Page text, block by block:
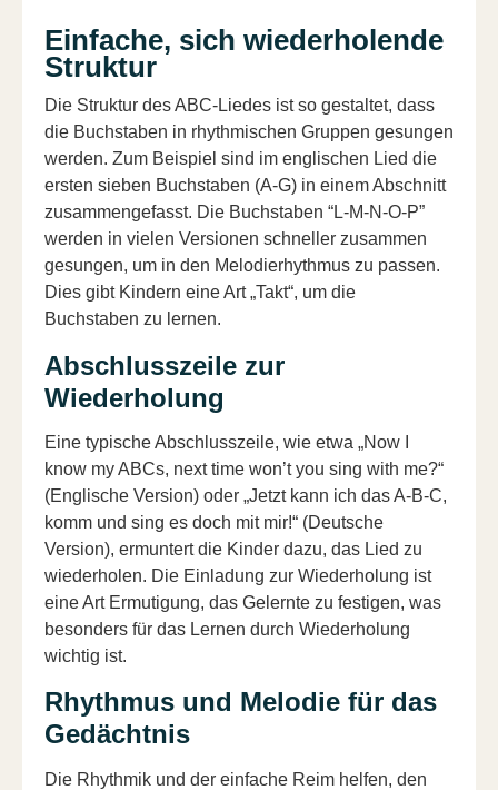
Einfache, sich wiederholende
Struktur
Die Struktur des ABC-Liedes ist so gestaltet, dass
die Buchstaben in rhythmischen Gruppen gesungen
werden. Zum Beispiel sind im englischen Lied die
ersten sieben Buchstaben (A-G) in einem Abschnitt
zusammengefasst. Die Buchstaben “L-M-N-O-P”
werden in vielen Versionen schneller zusammen
gesungen, um in den Melodierhythmus zu passen.
Dies gibt Kindern eine Art „Takt“, um die
Buchstaben zu lernen.
Abschlusszeile zur
Wiederholung
Eine typische Abschlusszeile, wie etwa „Now I
know my ABCs, next time won’t you sing with me?“
(Englische Version) oder „Jetzt kann ich das A-B-C,
komm und sing es doch mit mir!“ (Deutsche
Version), ermuntert die Kinder dazu, das Lied zu
wiederholen. Die Einladung zur Wiederholung ist
eine Art Ermutigung, das Gelernte zu festigen, was
besonders für das Lernen durch Wiederholung
wichtig ist.
Rhythmus und Melodie für das
Gedächtnis
Die Rhythmik und der einfache Reim helfen, den